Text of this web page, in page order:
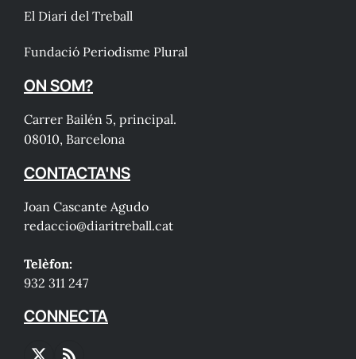
El Diari del Treball
Fundació Periodisme Plural
ON SOM?
Carrer Bailén 5, principal.
08010, Barcelona
CONTACTA'NS
Joan Cascante Agudo
redaccio@diaritreball.cat
Telèfon:
932 311 247
CONNECTA